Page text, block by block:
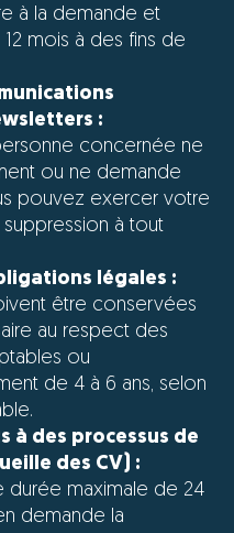
à la demande et
mois à des fins de
:
concernée ne
ou ne demande
pouvez exercer votre
à tout
légales :
être conservées
au respect des
ou
de 4 à 6 ans, selon
à des processus de
des CV) :
durée maximale de 24
demande la